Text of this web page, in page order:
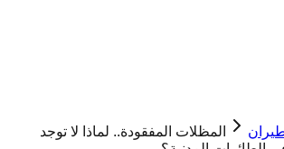
المظلات المفقودة.. لماذا لا توجد